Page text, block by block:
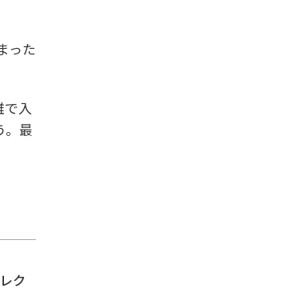
った
で入
。最
ク